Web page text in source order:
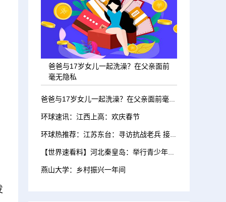
爸爸与17岁女儿一起洗澡？在父亲面前
毫无隐私
爸爸与17岁女儿一起洗澡？在父亲面前毫无隐私
环球速讯：江西上高：欢庆春节
环球热推荐：江苏东台：寻访抗战老兵 接受红色教育
【世界速看料】河北秦皇岛：举行青少年迎新春滑雪挑战赛
燕山大学：乡村振兴一年间